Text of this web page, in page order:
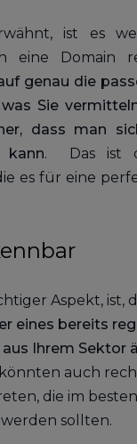
ist es
eine Domain
genau die
Sie
dass man
kann. Das ist
es für eine
Aspekt, ist,
eines bereits
Ihrem Sektor
auch
die im besten
sollten.